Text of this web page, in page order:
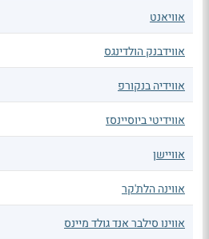
אוויאנט
אווידבנק הולדינגס
אווידיה בנקורפ
אווידיטי ביוסיינסז
אוויישן
אווינה הלת'קר
אווינו סילבר אנד גולד מיינס